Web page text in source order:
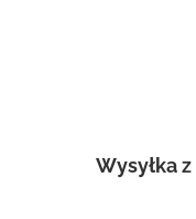
Wysyłka